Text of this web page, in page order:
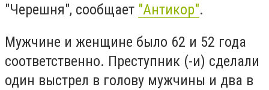
"Черешня", сообщает "Антикор".
Мужчине и женщине было 62 и 52 года
соответственно. Преступник (-и) сделали
один выстрел в голову мужчины и два в